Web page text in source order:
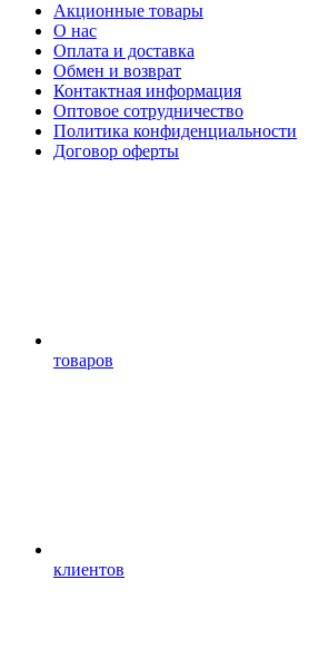
Акционные товары
О нас
Оплата и доставка
Обмен и возврат
Контактная информация
Оптовое сотрудничество
Политика конфиденциальности
Договор оферты
товаров
клиентов